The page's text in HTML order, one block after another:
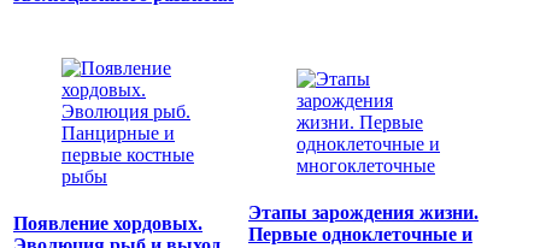
Появление хордовых.
Этапы зарождения жизни.
Первые одноклеточные и